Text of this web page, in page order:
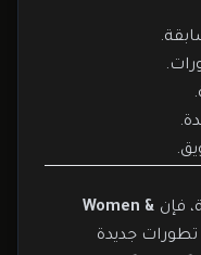
فإن Women &
تطورات جديدة